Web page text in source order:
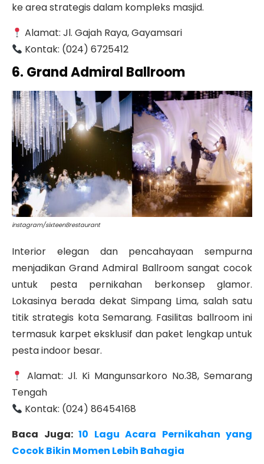
ke area strategis dalam kompleks masjid.
Alamat: Jl. Gajah Raya, Gayamsari
Kontak: (024) 6725412
6. Grand Admiral Ballroom
instagram/sixteen8restaurant
Interior elegan dan pencahayaan sempurna
menjadikanGrand Admiral Ballroomsangat cocok
untuk pesta pernikahan berkonsep glamor.
Lokasinya berada dekat Simpang Lima, salah satu
titik strategis kota Semarang. Fasilitas ballroom ini
termasuk karpet eksklusif dan paket lengkap untuk
pesta indoor besar.
Alamat: Jl. Ki Mangunsarkoro No.38, Semarang
Tengah
Kontak: (024) 86454168
Baca Juga: 10 Lagu Acara Pernikahan yang
Cocok Bikin Momen Lebih Bahagia